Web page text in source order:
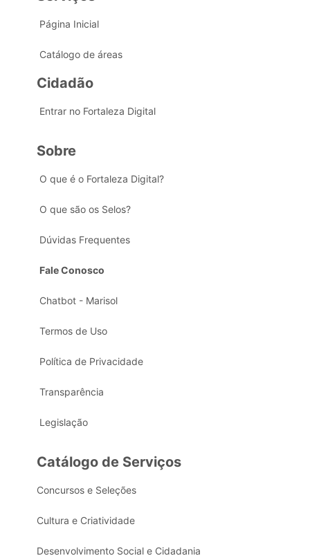
Página Inicial
Catálogo de áreas
Cidadão
Entrar no Fortaleza Digital
Sobre
O que é o Fortaleza Digital?
O que são os Selos?
Dúvidas Frequentes
Fale Conosco
Chatbot - Marisol
Termos de Uso
Política de Privacidade
Transparência
Legislação
Catálogo de Serviços
Concursos e Seleções
Cultura e Criatividade
Desenvolvimento Social e Cidadania